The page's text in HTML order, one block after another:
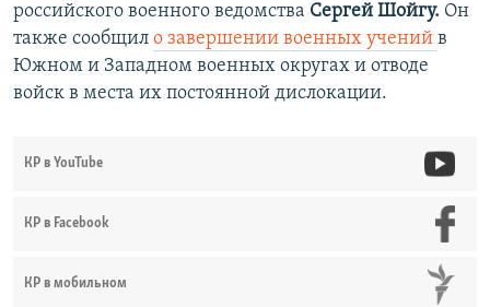
российского военного ведомства Сергей Шойгу. Он
также сообщил о завершении военных учений в
Южном и Западном военных округах и отводе
войск в места их постоянной дислокации.
КР в YouTube
КР в Facebook
КР в мобильном